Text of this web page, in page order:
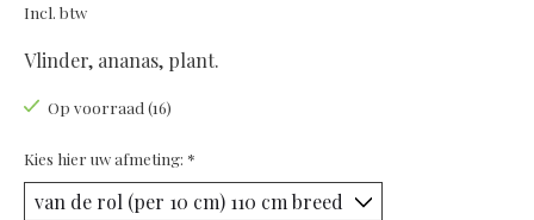
Incl. btw
Vlinder, ananas, plant.
Op voorraad (16)
Kies hier uw afmeting: *